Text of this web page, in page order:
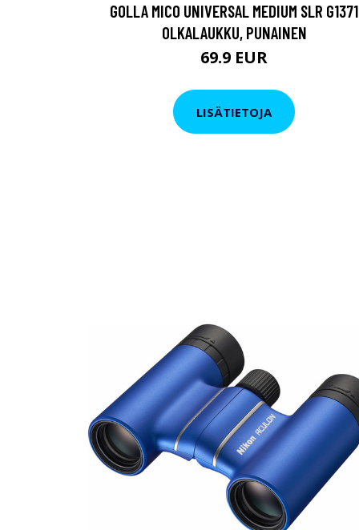
GOLLA MICO UNIVERSAL MEDIUM SLR G1371
OLKALAUKKU, PUNAINEN
69.9 EUR
LISÄTIETOJA